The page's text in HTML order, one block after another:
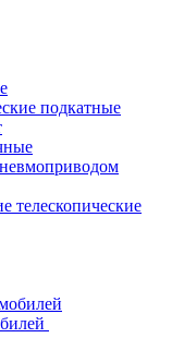
подкатные
телескопические